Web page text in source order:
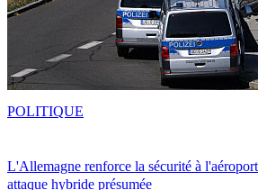
L'Allemagne renforce la sécurité à
attaque hybride présumée
POLITIQUE